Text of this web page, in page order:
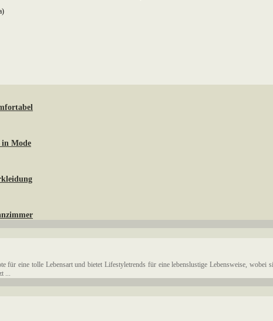
Mode
eine tolle Lebensart und bietet Lifestyletrends für eine lebenslustige Lebensweise,
...